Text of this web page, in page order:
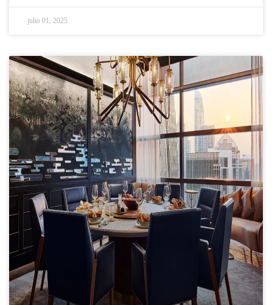
Como una empresa de producción internacional especializada
julio 01, 2025